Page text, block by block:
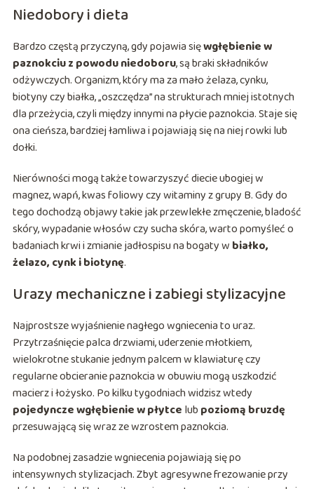
Niedobory i dieta
Bardzo częstą przyczyną, gdy pojawia sięwgłębienie w
paznokciu z powodu niedoboru, są braki składników
odżywczych. Organizm, który ma za mało żelaza, cynku,
biotyny czy białka, „oszczędza” na strukturach mniej istotnych
dla przeżycia, czyli między innymi na płycie paznokcia. Staje się
ona cieńsza, bardziej łamliwa i pojawiają się na niej rowki lub
dołki.
Nierówności mogą także towarzyszyć diecie ubogiej w
magnez, wapń, kwas foliowy czy witaminy z grupy B. Gdy do
tego dochodzą objawy takie jak przewlekłe zmęczenie, bladość
skóry, wypadanie włosów czy sucha skóra, warto pomyśleć o
badaniach krwi i zmianie jadłospisu na bogaty w białko,
żelazo, cynk i biotynę.
Urazy mechaniczne i zabiegi stylizacyjne
Najprostsze wyjaśnienie nagłego wgniecenia to uraz.
Przytrzaśnięcie palca drzwiami, uderzenie młotkiem,
wielokrotne stukanie jednym palcem w klawiaturę czy
regularne obcieranie paznokcia w obuwiu mogą uszkodzić
macierz i łożysko. Po kilku tygodniach widzisz wtedy
pojedyncze wgłębienie w płytce lub poziomą bruzdę
przesuwającą się wraz ze wzrostem paznokcia.
Na podobnej zasadzie wgniecenia pojawiają się po
intensywnych stylizacjach. Zbyt agresywne frezowanie przy